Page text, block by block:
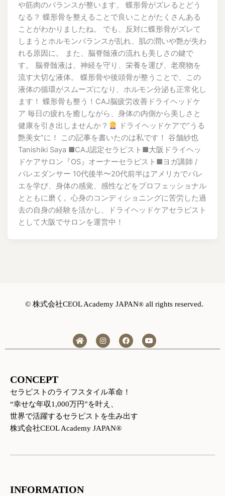
や筋肉のバランスが整います。 蝶形骨がズレるとどう
なる？ 蝶形骨を整えることで良いことがたくさんある
ことがわかりましたね。 でも、反対に蝶形骨がズレて
しまうとホルモンバランスが乱れ、肌の潤いや艶が失わ
れる原因に。 また、脳脊髄液の流れも美しさの鍵で
す。 脳脊髄液は、神経を守り、栄養を運び、老廃物を
流す大切な液体。 蝶形骨や後頭骨が整うことで、この
液体の循環がスムーズになり、ホルモン分泌も正常化し
ます！ 蝶形骨も整う！CAJ脳疲労改善ドライヘッドケ
ア 毎日の疲れを癒しながら、身体の内側から美しさと
健康を引き出しませんか？
ドライヘッドケアで“うる
艶美女”に！ この記事を書いたのは私です！ 谷舗紗也
Tanishiki Saya ■CAJ認定セラピスト■大阪ドライヘッ
ドケアサロン『OS』オーナーセラピスト■ヨガ講師 /
バレエダンサー 10代後半〜20代前半はアメリカでバレ
エを学び、身体の感覚、感性などをプロフェッショナル
とともに磨く。心身のコンディショニングに苦労した過
去の自身の経験を活かし、ドライヘッドケアセラピスト
として大阪でサロンを運営中！
©️ 株式会社CEOL Academy JAPAN® all rights reserved.
H
o
m
I
n
s
m
F
a
c
Y
o
u
CONCEPT
セラピストのライフスタイル革命！
“幸せな年収1,000万円”を叶え、
世界で活躍するセラピストを生み出す
株式会社CEOL Academy JAPAN®
INFORMATION